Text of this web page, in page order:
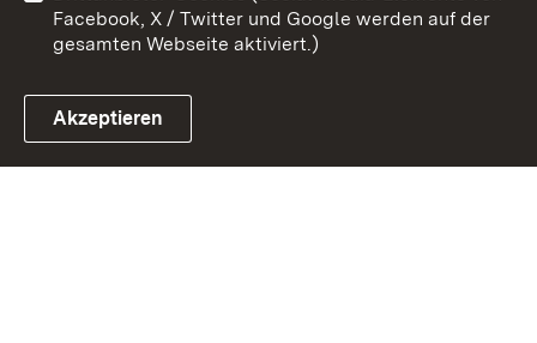
Link zum Landesportal
Facebook, X / Twitter und Google werden auf der
gesamten Webseite aktiviert.)
Akzeptieren